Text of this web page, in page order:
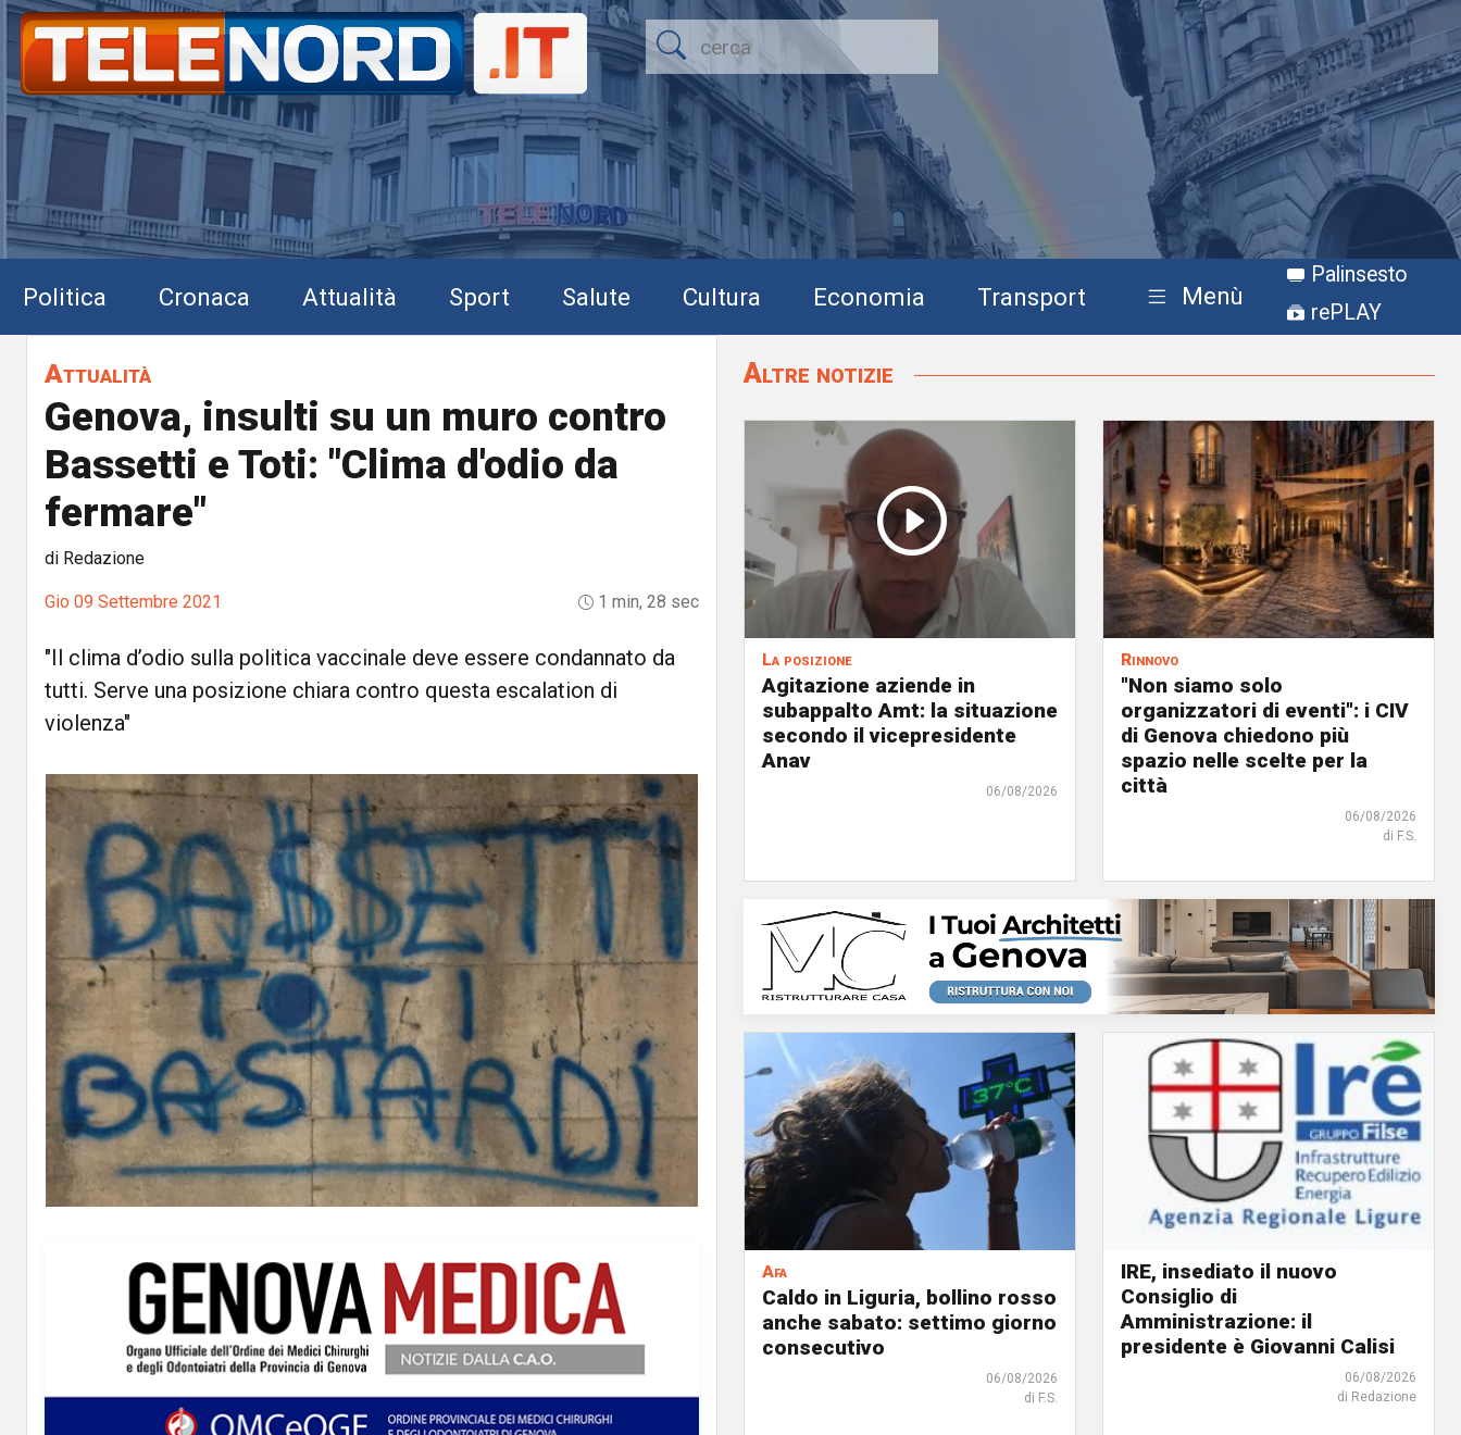
Politica Cronaca Attualità Sport Salute Cultura Economia Transport Menù
Palinsesto
rePLAY
Attualità
Genova, insulti su un muro contro
Bassetti e Toti: "Clima d'odio da
fermare"
di Redazione
Gio 09 Settembre 2021 1 min, 28 sec
"Il clima d’odio sulla politica vaccinale deve essere condannato da
tutti. Serve una posizione chiara contro questa escalation di
violenza"
Altre notizie
La posizione
Agitazione aziende in
subappalto Amt: la situazione
secondo il vicepresidente
Anav
06/08/2026
Rinnovo
"Non siamo solo
organizzatori di eventi": i CIV
di Genova chiedono più
spazio nelle scelte per la
città
06/08/2026
di F.S.
Afa
Caldo in Liguria, bollino rosso
anche sabato: settimo giorno
consecutivo
06/08/2026
di F.S.
IRE, insediato il nuovo
Consiglio di
Amministrazione: il
presidente è Giovanni Calisi
06/08/2026
di Redazione